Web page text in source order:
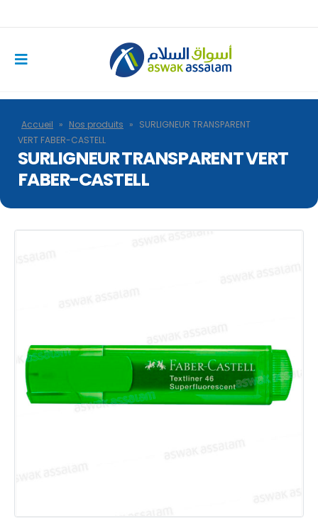
Accueil » Nos produits » SURLIGNEUR TRANSPARENT
VERT FABER-CASTELL
SURLIGNEUR TRANSPARENT VERT
FABER-CASTELL